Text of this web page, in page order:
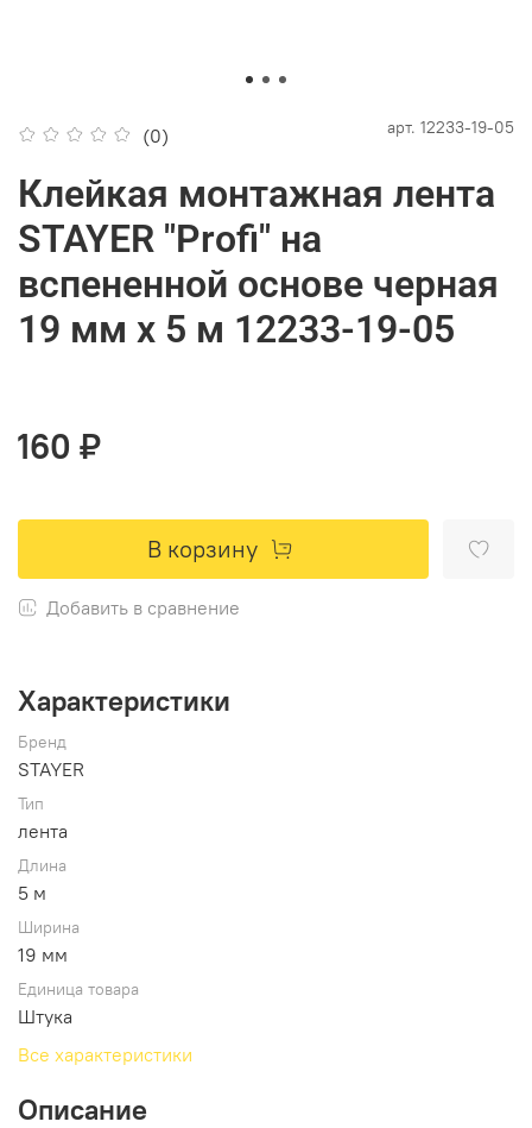
(0) арт. 12233-19-05
Клейкая монтажная лента
STAYER "Profi" на
вспененной основе черная
19 мм х 5 м 12233-19-05
160 ₽
В корзину
Добавить в сравнение
Характеристики
Бренд
STAYER
Тип
лента
Длина
5 м
Ширина
19 мм
Единица товара
Штука
Все характеристики
Описание